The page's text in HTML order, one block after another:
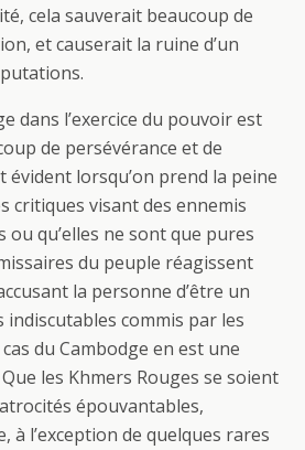
cela sauverait beaucoup de
et causerait la ruine d’un
dans l’exercice du pouvoir est
de persévérance et de
évident lorsqu’on prend la peine
critiques visant des ennemis
qu’elles ne sont que pures
du peuple réagissent
la personne d’être un
commis par les
du Cambodge en est une
les Khmers Rouges se soient
épouvantables,
à l’exception de quelques rares